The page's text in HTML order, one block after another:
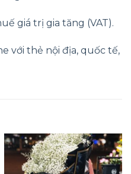
giá trị gia tăng (VAT).
với thẻ nội địa, quốc tế,